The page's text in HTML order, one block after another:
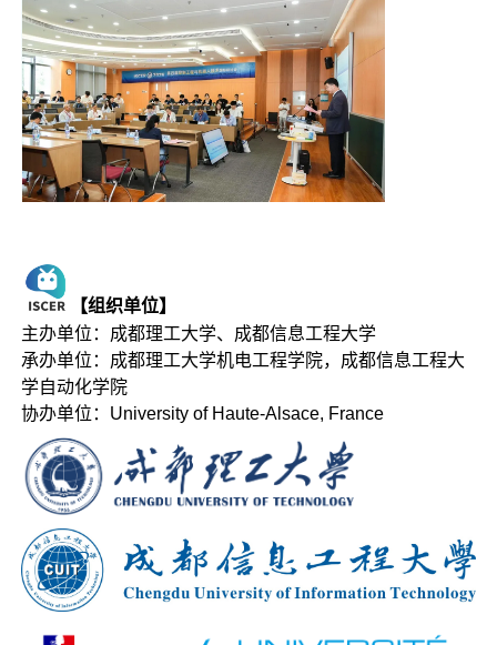
【组织单位】
主办单位：成都理工大学、成都信息工程大学
承办单位：成都理工大学机电工程学院，成都信息工程大
学自动化学院
协办单位：University of Haute-Alsace, France